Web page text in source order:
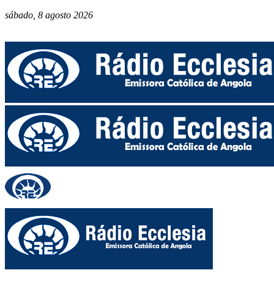
sábado, 8 agosto 2026